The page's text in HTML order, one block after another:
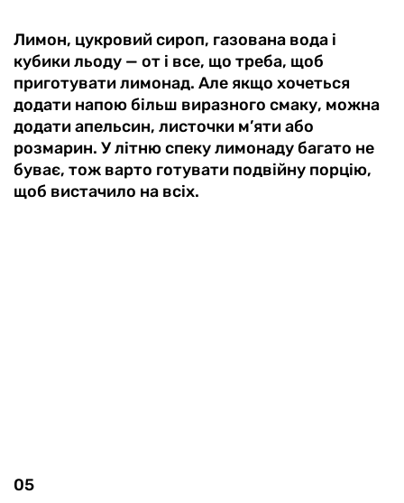
Лимон, цукровий сироп, газована вода і
кубики льоду — от і все, що треба, щоб
приготувати лимонад. Але якщо хочеться
додати напою більш виразного смаку, можна
додати апельсин, листочки м’яти або
розмарин. У літню спеку лимонаду багато не
буває, тож варто готувати подвійну порцію,
щоб вистачило на всіх.
05